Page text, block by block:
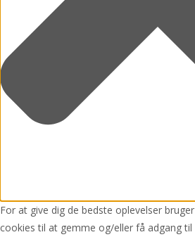
For at give dig de bedste oplevelser
cookies til at gemme og/eller få adgang til